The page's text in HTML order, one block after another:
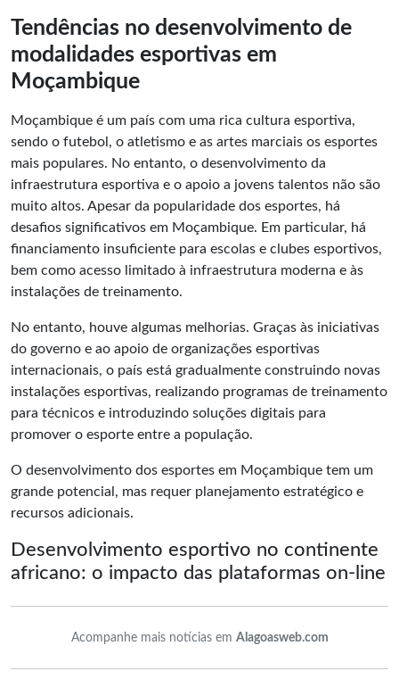
Tendências no desenvolvimento de
modalidades esportivas em
Moçambique
Moçambique é um país com uma rica cultura esportiva,
sendo o futebol, o atletismo e as artes marciais os esportes
mais populares. No entanto, o desenvolvimento da
infraestrutura esportiva e o apoio a jovens talentos não são
muito altos. Apesar da popularidade dos esportes, há
desafios significativos em Moçambique. Em particular, há
financiamento insuficiente para escolas e clubes esportivos,
bem como acesso limitado à infraestrutura moderna e às
instalações de treinamento.
No entanto, houve algumas melhorias. Graças às iniciativas
do governo e ao apoio de organizações esportivas
internacionais, o país está gradualmente construindo novas
instalações esportivas, realizando programas de treinamento
para técnicos e introduzindo soluções digitais para
promover o esporte entre a população.
O desenvolvimento dos esportes em Moçambique tem um
grande potencial, mas requer planejamento estratégico e
recursos adicionais.
Desenvolvimento esportivo no continente
africano: o impacto das plataformas on-line
Acompanhe mais notícias em Alagoasweb.com